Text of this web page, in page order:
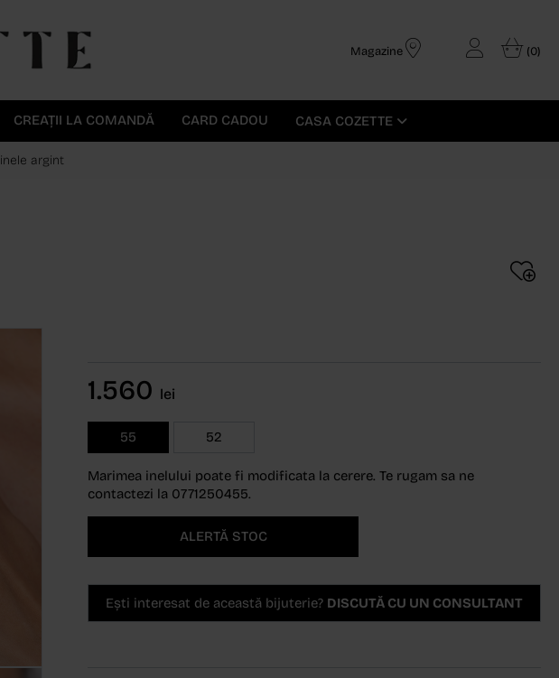
Magazine (0)
CREAȚII LA COMANDĂ CARD CADOU CASA COZETTE
inele argint
1.560 lei
55 52
Marimea inelului poate fi modificata la cerere. Te rugam sa ne
contactezi la 0771250455.
ALERTĂ STOC
Ești interesat de această bijuterie? DISCUTĂ CU UN CONSULTANT